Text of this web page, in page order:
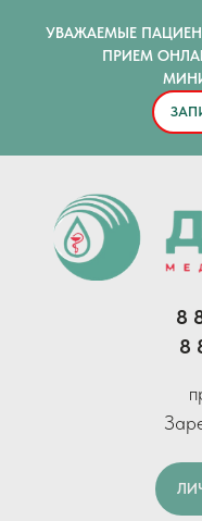
УВАЖАЕМЫЕ
ПРИЕМ
8
8